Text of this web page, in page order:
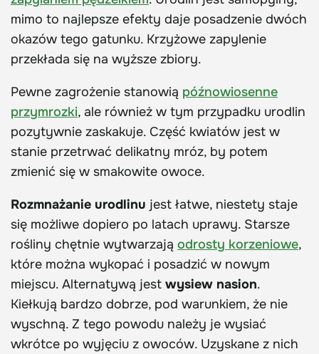
mimo to najlepsze efekty daje posadzenie dwóch
okazów tego gatunku. Krzyżowe zapylenie
przekłada się na wyższe zbiory.
Pewne zagrożenie stanowią późnowiosenne
przymrozki, ale również w tym przypadku urodlin
pozytywnie zaskakuje. Część kwiatów jest w
stanie przetrwać delikatny mróz, by potem
zmienić się w smakowite owoce.
Rozmnażanie urodlinu jest łatwe, niestety staje
się możliwe dopiero po latach uprawy. Starsze
rośliny chętnie wytwarzają odrosty korzeniowe,
które można wykopać i posadzić w nowym
miejscu. Alternatywą jest wysiew nasion.
Kiełkują bardzo dobrze, pod warunkiem, że nie
wyschną. Z tego powodu należy je wysiać
wkrótce po wyjęciu z owoców. Uzyskane z nich